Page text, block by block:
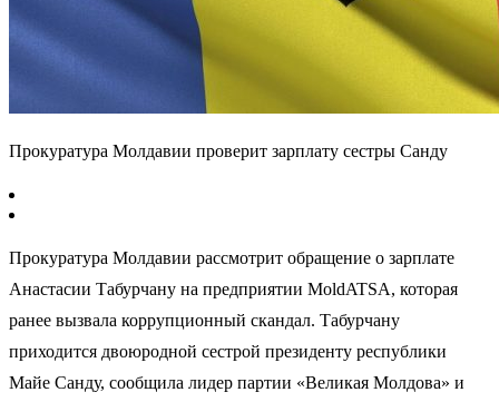
Прокуратура Молдавии проверит зарплату сестры Санду
Прокуратура Молдавии рассмотрит обращение о зарплате
Анастасии Табурчану на предприятии MoldATSA, которая
ранее вызвала коррупционный скандал. Табурчану
приходится двоюродной сестрой президенту республики
Майе Санду, сообщила лидер партии «Великая Молдова» и